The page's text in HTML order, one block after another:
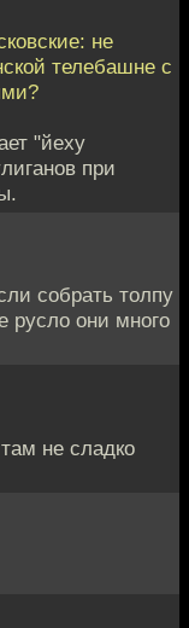
не
телебашне с
"йеху
при
собрать толпу
русло они много
не сладко